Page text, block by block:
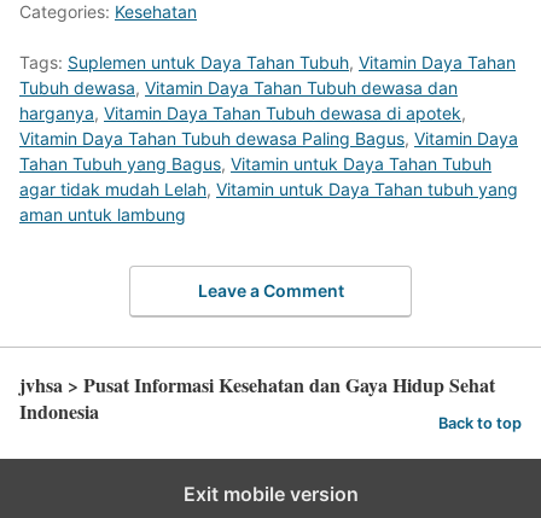
Categories: Kesehatan
Tags: Suplemen untuk Daya Tahan Tubuh, Vitamin Daya Tahan
Tubuh dewasa, Vitamin Daya Tahan Tubuh dewasa dan
harganya, Vitamin Daya Tahan Tubuh dewasa di apotek,
Vitamin Daya Tahan Tubuh dewasa Paling Bagus, Vitamin Daya
Tahan Tubuh yang Bagus, Vitamin untuk Daya Tahan Tubuh
agar tidak mudah Lelah, Vitamin untuk Daya Tahan tubuh yang
aman untuk lambung
Leave a Comment
jvhsa > Pusat Informasi Kesehatan dan Gaya Hidup Sehat
Indonesia
Back to top
Exit mobile version